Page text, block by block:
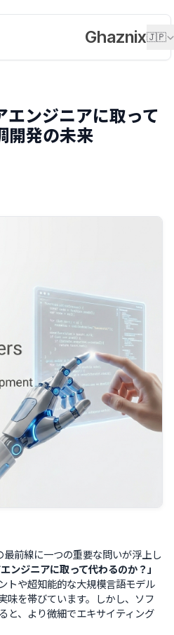
Ghaznix🇯🇵
エンジニアに取って
開発の未来
前線に一つの重要な問いが浮上し
ンジニアに取って代わるのか？」
トや超知能的な大規模言語モデル
味を帯びています。しかし、ソフ
と、より微細でエキサイティング